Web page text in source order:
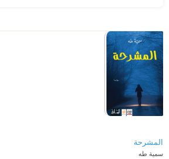
المشرحة
سمية طه